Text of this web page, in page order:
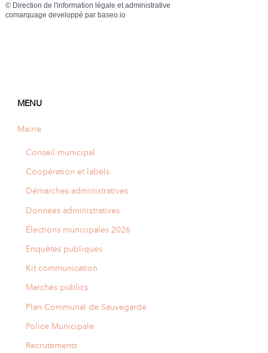
© Direction de l'information légale et administrative
comarquage developpé par baseo.io
MENU
Mairie
Conseil municipal
Coopération et labels
Démarches administratives
Données administratives
Élections municipales 2026
Enquêtes publiques
Kit communication
Marchés publics
Plan Communal de Sauvegarde
Police Municipale
Recrutements